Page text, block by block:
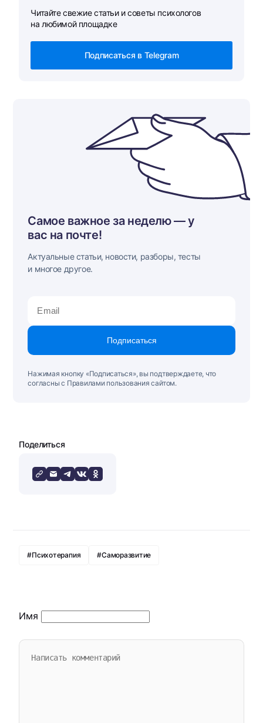
Читайте свежие статьи и советы психологов
на любимой площадке
Подписаться в Telegram
Самое важное за неделю — у
вас на почте!
Актуальные статьи, новости, разборы, тесты
и многое другое.
Подписаться
Нажимая кнопку «Подписаться», вы подтверждаете, что
согласны с Правилами пользования сайтом.
Поделиться
#Психотерапия #Саморазвитие
Имя